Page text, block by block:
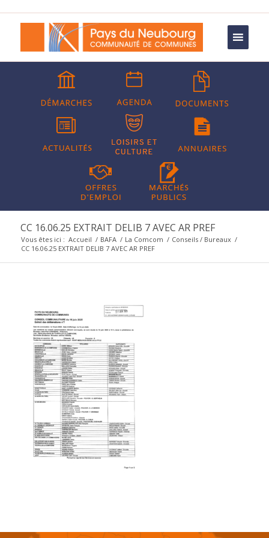
CC 16.06.25 EXTRAIT DELIB 7 AVEC AR PREF
Vous êtes ici : Accueil / BAFA / La Comcom / Conseils / Bureaux /
CC 16.06.25 EXTRAIT DELIB 7 AVEC AR PREF